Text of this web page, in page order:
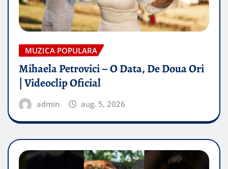
MUZICA POPULARA
Mihaela Petrovici – O Data, De Doua Ori
| Videoclip Oficial
admin aug. 5, 2026